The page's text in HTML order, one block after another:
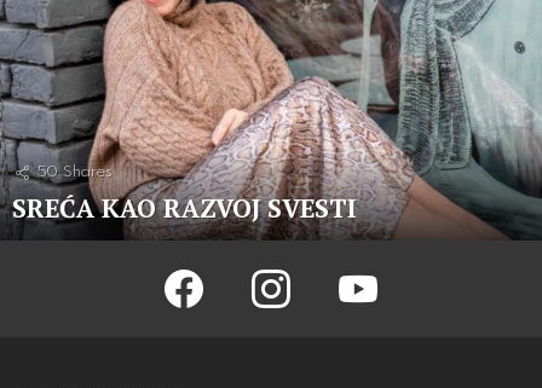
50 Shares
SREĆA KAO RAZVOJ SVESTI
facebook instagram youtube